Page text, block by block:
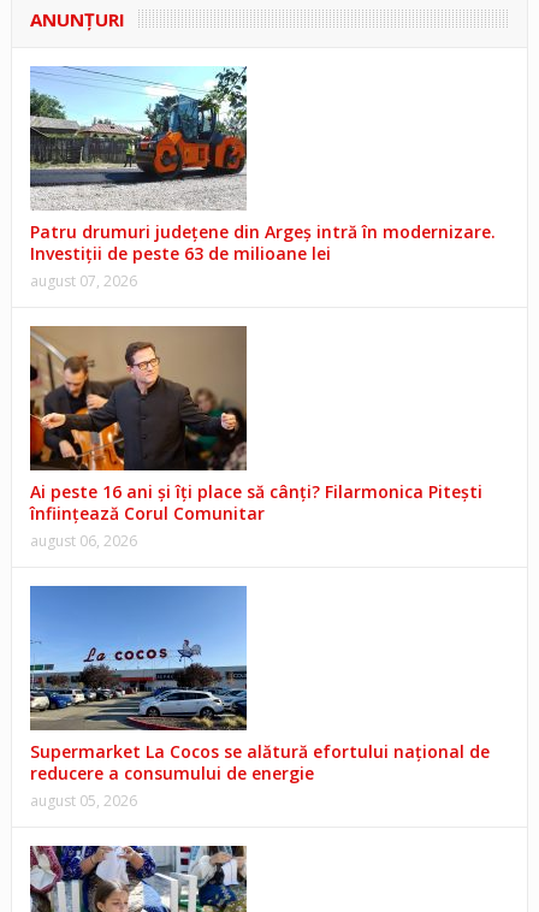
ANUNŢURI
Patru drumuri județene din Argeș intră în modernizare.
Investiții de peste 63 de milioane lei
august 07, 2026
Ai peste 16 ani și îți place să cânți? Filarmonica Pitești
înființează Corul Comunitar
august 06, 2026
Supermarket La Cocos se alătură efortului național de
reducere a consumului de energie
august 05, 2026